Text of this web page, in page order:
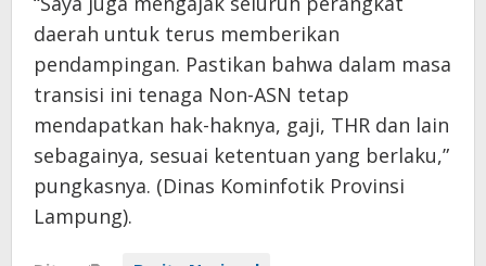
daerah untuk terus memberikan
pendampingan. Pastikan bahwa dalam masa
transisi ini tenaga Non-ASN tetap
mendapatkan hak-haknya, gaji, THR dan lain
sebagainya, sesuai ketentuan yang berlaku,”
pungkasnya. (Dinas Kominfotik Provinsi
Lampung).